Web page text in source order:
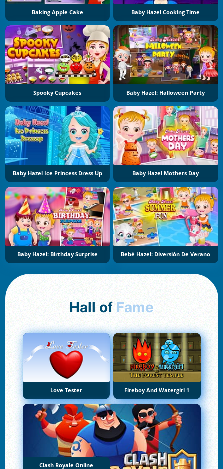
Baking Apple Cake Baby Hazel Cooking Time
Spooky Cupcakes Baby Hazel: Halloween Party
Baby Hazel Ice Princess Dress Up Baby Hazel Mothers Day
Baby Hazel: Birthday Surprise Bebé Hazel: Diversión De Verano
Hall of Fame
Love Tester Fireboy And Watergirl 1
Clash Royale Online